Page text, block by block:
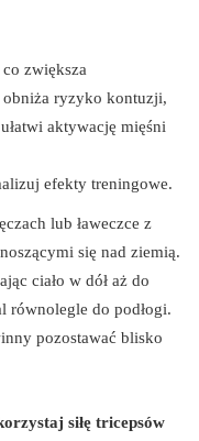
zwiększa
obniża ryzyko kontuzji,
aktywację mięśni
efekty treningowe.
lub ławeczce z
się nad ziemią.
ciało w dół aż do
równolegle do podłogi.
pozostawać blisko
siłę tricepsów